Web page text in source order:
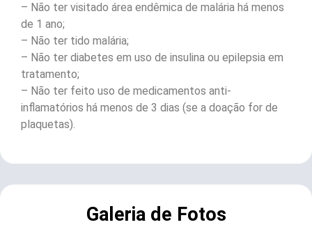
– Não ter visitado área endêmica de malária há menos
de 1 ano;
– Não ter tido malária;
– Não ter diabetes em uso de insulina ou epilepsia em
tratamento;
– Não ter feito uso de medicamentos anti-
inflamatórios há menos de 3 dias (se a doação for de
plaquetas).
Galeria de Fotos